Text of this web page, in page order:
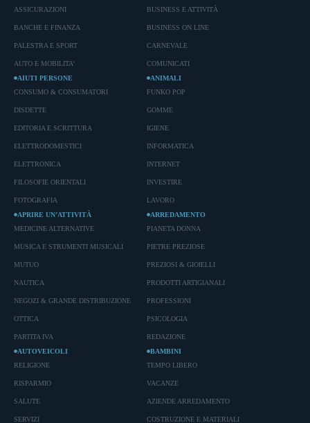
ASSICURAZIONI
BANCHE E FINANZA
PALESTRA E SPORT
AUTO E MOBILITA'
BUSINESS E ATTIVITÀ
BUSINESS ON LINE
CARNEVALE
COMUNICATI
AIUTI PERSONE
CONSUMO & CONSUMATORI
DISDETTE
EDITORIA E SCRITTURA
ELETTRODOMESTICI
ELETTRONICA
FILOSOFIE ORIENTALI
FOTOGRAFIA
ANIMALI
FUNKO POP
GOMME
IGIENE
INFORMATICA
INTERNET
INVESTIRE
LAVORO
APRIRE UN’ATTIVITÀ
MEDICINE ALTERNATIVE
MUSICA E STRUMENTI MUSICALI
MUTUO
NAUTICA
NEGOZI & GRANDE DISTRIBUZIONE
OTTICA
PARTITA IVA
ARREDAMENTO
PIANETA DONNA
PIETRE PREZIOSE
PREZIOSI & GIOIELLI
PRODOTTI ARTIGIANALI
PROFESSIONI
PSICOLOGIA
REDAZIONE
AUTOVEICOLI
RELIGIONE
RISPARMIO
SALUTE
SERVIZI
BAMBINI
TEMPO LIBERO
VACANZE
AZIENDE ARREDAMENTO
COSTRUZIONE E MATERIALI